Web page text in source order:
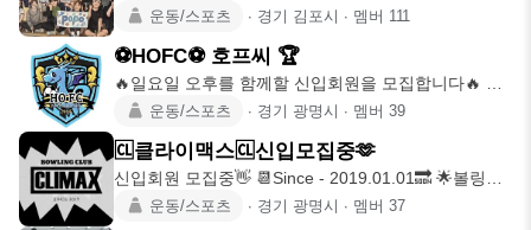
Since 2024.0
운동/스포츠 ∙ 경기 김포시 ∙ 멤버 111
⚽HOFC⚽️ 호프씨 🏆
🔥일요일 오후를 함께할 신입회원을 모집합니다🔥 안
녕하세요 ⚽️HOFC⚽
운동/스포츠 ∙ 경기 광명시 ∙ 멤버 39
🆑클라이맥스🆑신입모집중🫶
신입회원 모집중👋 📆Since - 2019.01.01🔜 🌟볼링을
배우고운동/스포츠 ∙ 경기 광명시 ∙ 멤버 37